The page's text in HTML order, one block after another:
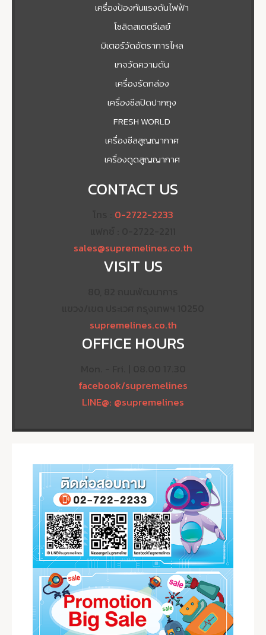
เครื่องป้องกันแรงดันไฟฟ้า
โซลิดสเตตรีเลย์
มิเตอร์วัดอัตราการไหล
เกจวัดความดัน
เครื่องรัดกล่อง
เครื่องซีลปิดปากถุง
FRESH WORLD
เครื่องซีลสูญญากาศ
เครื่องดูดสูญญากาศ
CONTACT US
0-2722-2233
sales@supremelines.co.th
VISIT US
supremelines.co.th
OFFICE HOURS
facebook/supremelines
LINE@: @supremelines